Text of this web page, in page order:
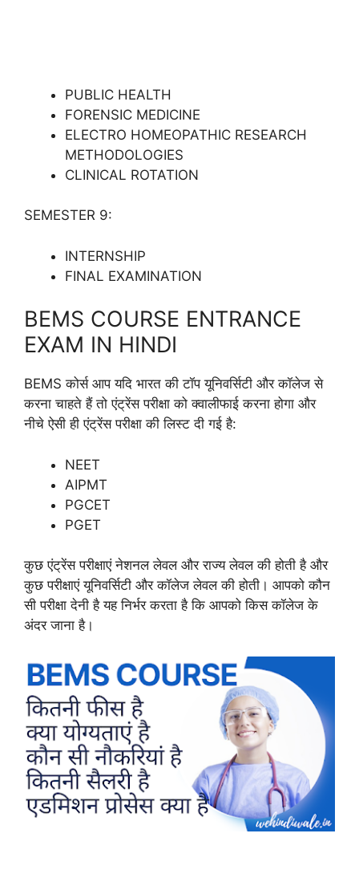
PUBLIC HEALTH
FORENSIC MEDICINE
ELECTRO HOMEOPATHIC RESEARCH
METHODOLOGIES
CLINICAL ROTATION
SEMESTER 9:
INTERNSHIP
FINAL EXAMINATION
BEMS COURSE ENTRANCE
EXAM IN HINDI
BEMS कोर्स आप यदि भारत की टॉप यूनिवर्सिटी और कॉलेज से
करना चाहते हैं तो एंट्रेंस परीक्षा को क्वालीफाई करना होगा और
नीचे ऐसी ही एंट्रेंस परीक्षा की लिस्ट दी गई है:
NEET
AIPMT
PGCET
PGET
कुछ एंट्रेंस परीक्षाएं नेशनल लेवल और राज्य लेवल की होती है और
कुछ परीक्षाएं यूनिवर्सिटी और कॉलेज लेवल की होती। आपको कौन
सी परीक्षा देनी है यह निर्भर करता है कि आपको किस कॉलेज के
अंदर जाना है।